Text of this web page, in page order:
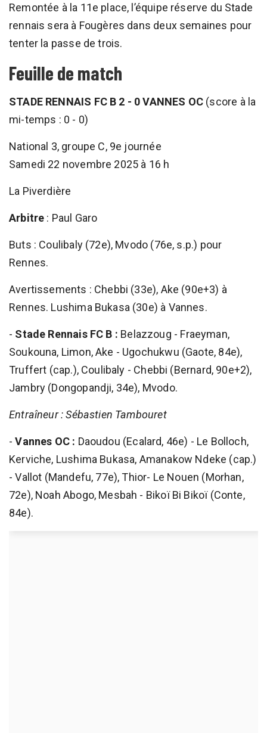
Remontée à la 11e place, l’équipe réserve du Stade
rennais sera à Fougères dans deux semaines pour
tenter la passe de trois.
Feuille de match
STADE RENNAIS FC B 2 - 0 VANNES OC (score à la
mi-temps : 0 - 0)
National 3, groupe C, 9e journée
Samedi 22 novembre 2025 à 16 h
La Piverdière
Arbitre : Paul Garo
Buts : Coulibaly (72e), Mvodo (76e, s.p.) pour
Rennes.
Avertissements : Chebbi (33e), Ake (90e+3) à
Rennes. Lushima Bukasa (30e) à Vannes.
- Stade Rennais FC B : Belazzoug - Fraeyman,
Soukouna, Limon, Ake - Ugochukwu (Gaote, 84e),
Truffert (cap.), Coulibaly - Chebbi (Bernard, 90e+2),
Jambry (Dongopandji, 34e), Mvodo.
Entraîneur : Sébastien Tambouret
-Vannes OC : Daoudou (Ecalard, 46e) - Le Bolloch,
Kerviche, Lushima Bukasa, Amanakow Ndeke (cap.)
- Vallot (Mandefu, 77e), Thior- Le Nouen (Morhan,
72e), Noah Abogo, Mesbah - Bikoï Bi Bikoï (Conte,
84e).